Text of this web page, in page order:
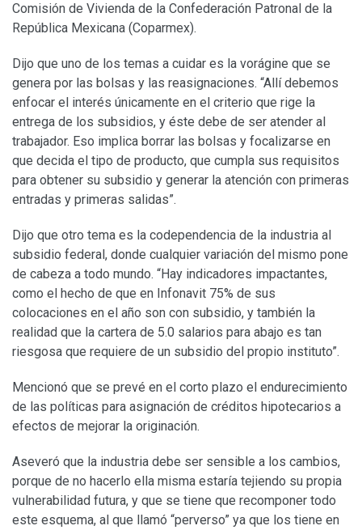
Comisión de Vivienda de la Confederación Patronal de la
República Mexicana (Coparmex).
Dijo que uno de los temas a cuidar es la vorágine que se
genera por las bolsas y las reasignaciones. “Allí debemos
enfocar el interés únicamente en el criterio que rige la
entrega de los subsidios, y éste debe de ser atender al
trabajador. Eso implica borrar las bolsas y focalizarse en
que decida el tipo de producto, que cumpla sus requisitos
para obtener su subsidio y generar la atención con primeras
entradas y primeras salidas”.
Dijo que otro tema es la codependencia de la industria al
subsidio federal, donde cualquier variación del mismo pone
de cabeza a todo mundo. “Hay indicadores impactantes,
como el hecho de que en Infonavit 75% de sus
colocaciones en el año son con subsidio, y también la
realidad que la cartera de 5.0 salarios para abajo es tan
riesgosa que requiere de un subsidio del propio instituto”.
Mencionó que se prevé en el corto plazo el endurecimiento
de las políticas para asignación de créditos hipotecarios a
efectos de mejorar la originación.
Aseveró que la industria debe ser sensible a los cambios,
porque de no hacerlo ella misma estaría tejiendo su propia
vulnerabilidad futura, y que se tiene que recomponer todo
este esquema, al que llamó “perverso” ya que los tiene en